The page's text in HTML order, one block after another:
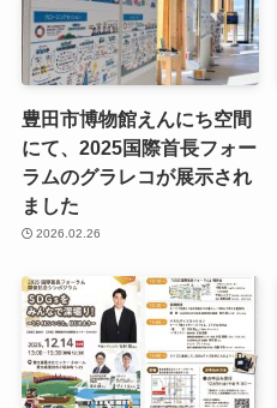
豊田市博物館えんにち空間
にて、2025国際首長フォー
ラムのグラレコが展示され
ました
2026.02.26